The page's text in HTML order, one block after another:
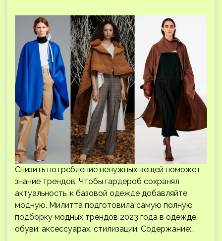
Снизить потребление ненужных вещей поможет
знание трендов. Чтобы гардероб сохранял
актуальность, к базовой одежде добавляйте
модную. Милитта подготовила самую полную
подборку модных трендов 2023 года в одежде,
обуви, аксессуарах, стилизации. Содержание:…